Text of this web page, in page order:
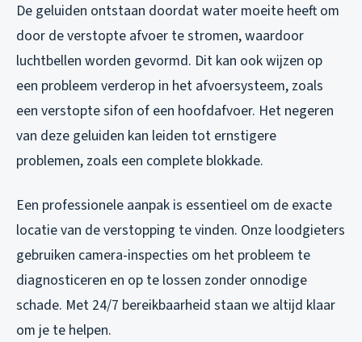
De geluiden ontstaan doordat water moeite heeft om
door de verstopte afvoer te stromen, waardoor
luchtbellen worden gevormd. Dit kan ook wijzen op
een probleem verderop in het afvoersysteem, zoals
een verstopte sifon of een hoofdafvoer. Het negeren
van deze geluiden kan leiden tot ernstigere
problemen, zoals een complete blokkade.
Een professionele aanpak is essentieel om de exacte
locatie van de verstopping te vinden. Onze loodgieters
gebruiken camera-inspecties om het probleem te
diagnosticeren en op te lossen zonder onnodige
schade. Met 24/7 bereikbaarheid staan we altijd klaar
om je te helpen.